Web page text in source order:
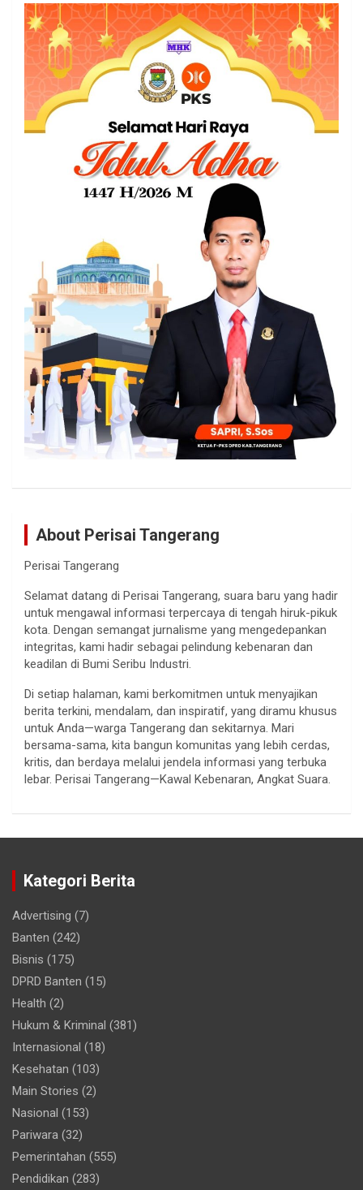
About Perisai Tangerang
Perisai Tangerang
Selamat datang di Perisai Tangerang, suara baru yang hadir
untuk mengawal informasi terpercaya di tengah hiruk-pikuk
kota. Dengan semangat jurnalisme yang mengedepankan
integritas, kami hadir sebagai pelindung kebenaran dan
keadilan di Bumi Seribu Industri.
Di setiap halaman, kami berkomitmen untuk menyajikan
berita terkini, mendalam, dan inspiratif, yang diramu khusus
untuk Anda—warga Tangerang dan sekitarnya. Mari
bersama-sama, kita bangun komunitas yang lebih cerdas,
kritis, dan berdaya melalui jendela informasi yang terbuka
lebar. Perisai Tangerang—Kawal Kebenaran, Angkat Suara.
Kategori Berita
Advertising (7)
Banten (242)
Bisnis (175)
DPRD Banten (15)
Health (2)
Hukum & Kriminal (381)
Internasional (18)
Kesehatan (103)
Main Stories (2)
Nasional (153)
Pariwara (32)
Pemerintahan (555)
Pendidikan (283)